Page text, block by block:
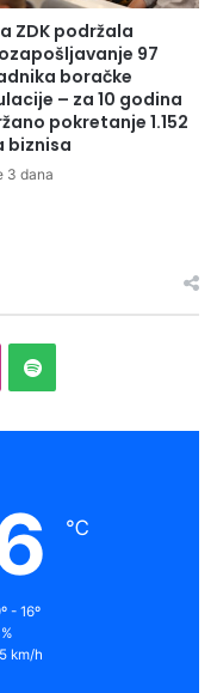
080 020
javnošću
ZDK podržala
97
boračke
– za 10 godina
pokretanje 1.152
biznisa
3 dana
Spotify
℃
- 16º
km/h